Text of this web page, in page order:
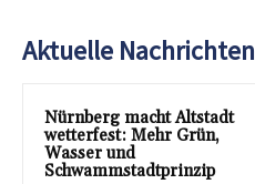
Aktuelle Nachrichten
Nürnberg macht Altstadt
wetterfest: Mehr Grün,
Wasser und
Schwammstadtprinzip